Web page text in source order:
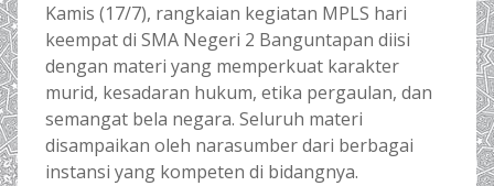
Kamis (17/7), rangkaian kegiatan MPLS hari
keempat di SMA Negeri 2 Banguntapan diisi
dengan materi yang memperkuat karakter
murid, kesadaran hukum, etika pergaulan, dan
semangat bela negara. Seluruh materi
disampaikan oleh narasumber dari berbagai
instansi yang kompeten di bidangnya.